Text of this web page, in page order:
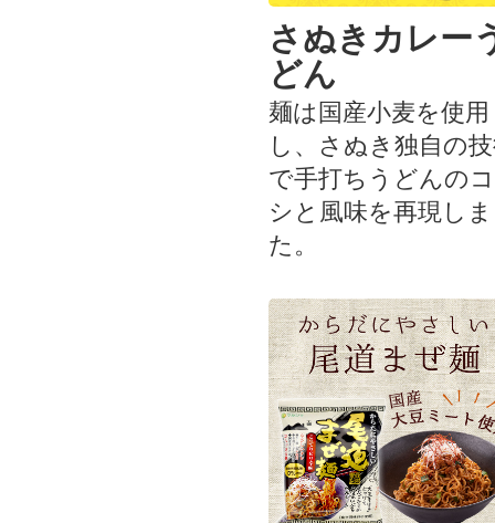
さぬきカレー
どん
麺は国産小麦を使用
し、さぬき独自の
で手打ちうどんのコ
シと風味を再現し
た。